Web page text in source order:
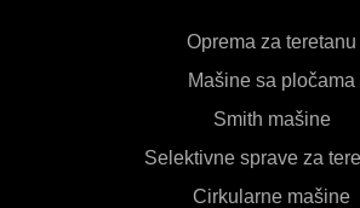
Oprema za teretanu
Mašine sa pločama
Smith mašine
Selektivne sprave za
Cirkularne mašine